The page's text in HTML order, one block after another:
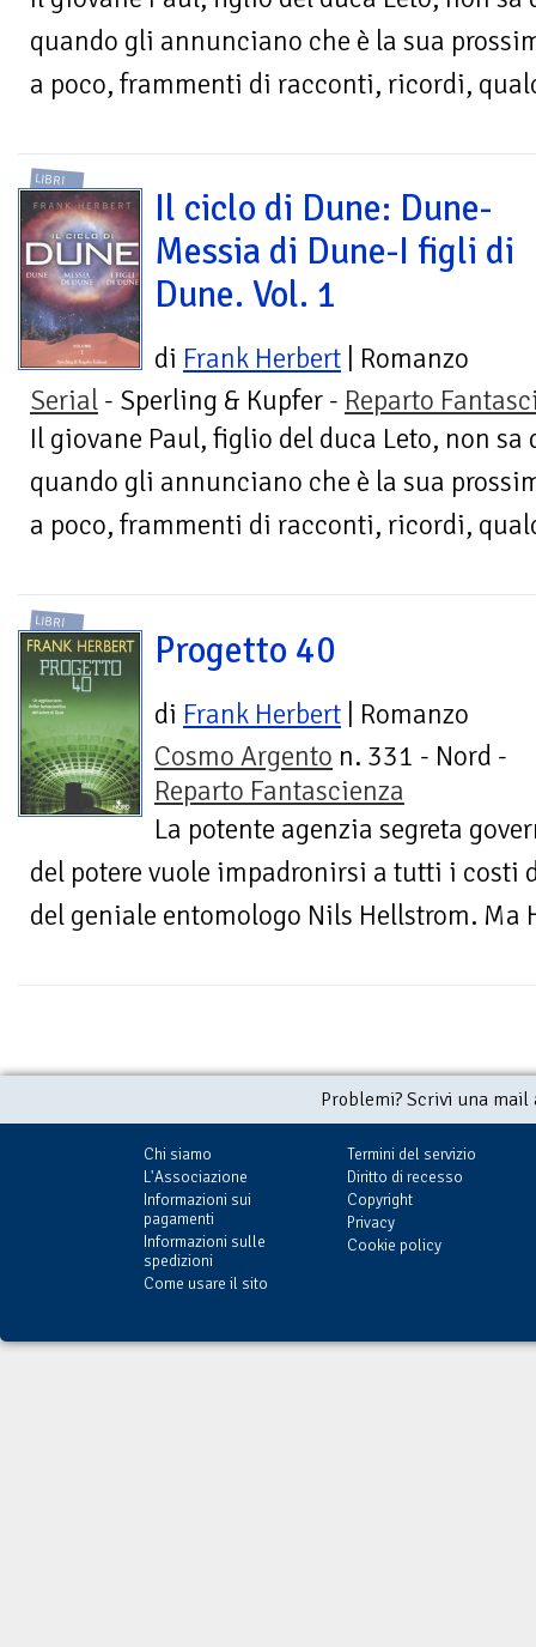
quando gli annunciano che è la sua
a poco, frammenti di racconti, ricordi,
LIBRI
Il ciclo di Dune: Dune-
Messia di Dune-I figli di
Dune. Vol. 1
di Frank Herbert | Romanzo
Serial - Sperling & Kupfer - Reparto
Il giovane Paul, figlio del duca Leto, non
quando gli annunciano che è la sua
a poco, frammenti di racconti, ricordi,
LIBRI
Progetto 40
di Frank Herbert | Romanzo
Cosmo Argento n. 331 - Nord -
Reparto Fantascienza
La potente agenzia segreta
del potere vuole impadronirsi a tutti i costi
del geniale entomologo Nils Hellstrom. Ma
Problemi? Scrivi una
Chi siamo
L'Associazione
Informazioni sui
pagamenti
Informazioni sulle
spedizioni
Come usare il sito
Termini del servizio
Diritto di recesso
Copyright
Privacy
Cookie policy